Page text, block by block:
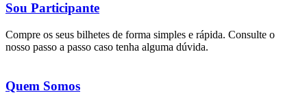
Sou Participante
Compre os seus bilhetes de forma simples e rápida. Consulte o
nosso passo a passo caso tenha alguma dúvida.
Quem Somos